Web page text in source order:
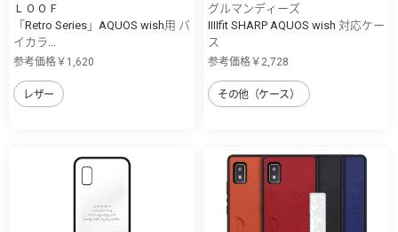
ＬＯＯＦ
「Retro Series」AQUOS wish用 バ
イカラ...
参考価格￥1,620
レザー
グルマンディーズ
IIIIfit SHARP AQUOS wish 対応ケー
ス
参考価格￥2,728
その他（ケース）